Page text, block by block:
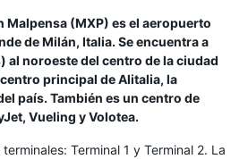
Malpensa (MXP) es el aeropuerto
de Milán, Italia. Se encuentra a
al noroeste del centro de la ciudad
principal de Alitalia, la
país. También es un centro de
Vueling y Volotea.
Terminal 1 y Terminal 2. La